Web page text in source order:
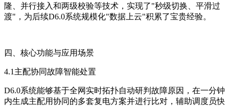
隆、并行接入和两级校验等技术，实现了"秒级切换、平滑过
渡"，为后续D6.0系统规模化"数据上云"积累了宝贵经验。
四、核心功能与应用场景
4.1主配协同故障智能处置
D6.0系统能够基于全网实时拓扑自动研判故障原因，在一分钟
内生成主配用协同的多套复电方案并进行比对，辅助调度员快